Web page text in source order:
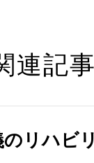
連記
のリハビ